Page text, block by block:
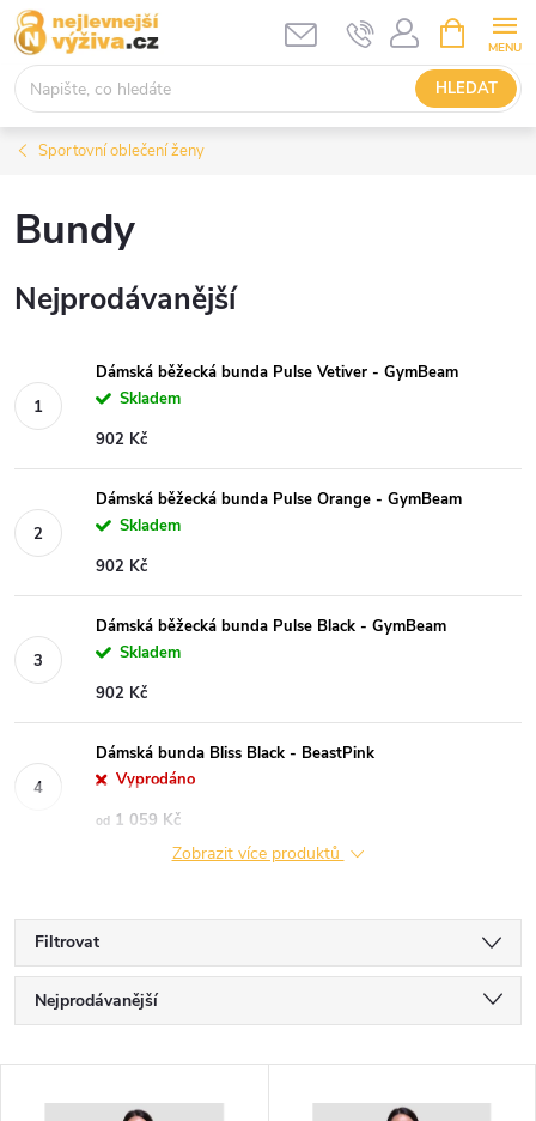
Přejít
na
obsah
HLEDAT
NÁKUPNÍ
KOŠÍK
Sportovní oblečení ženy
Bundy
Nejprodávanější
Dámská běžecká bunda Pulse Vetiver - GymBeam
Skladem
902 Kč
Dámská běžecká bunda Pulse Orange - GymBeam
Skladem
902 Kč
Dámská běžecká bunda Pulse Black - GymBeam
Skladem
902 Kč
Dámská bunda Bliss Black - BeastPink
Vyprodáno
od 1 059 Kč
Zobrazit více produktů
Filtrovat
Ř
a
Nejprodávanější
V